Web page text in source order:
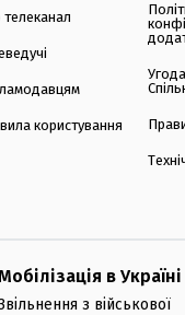
користування
в Україні
з військової